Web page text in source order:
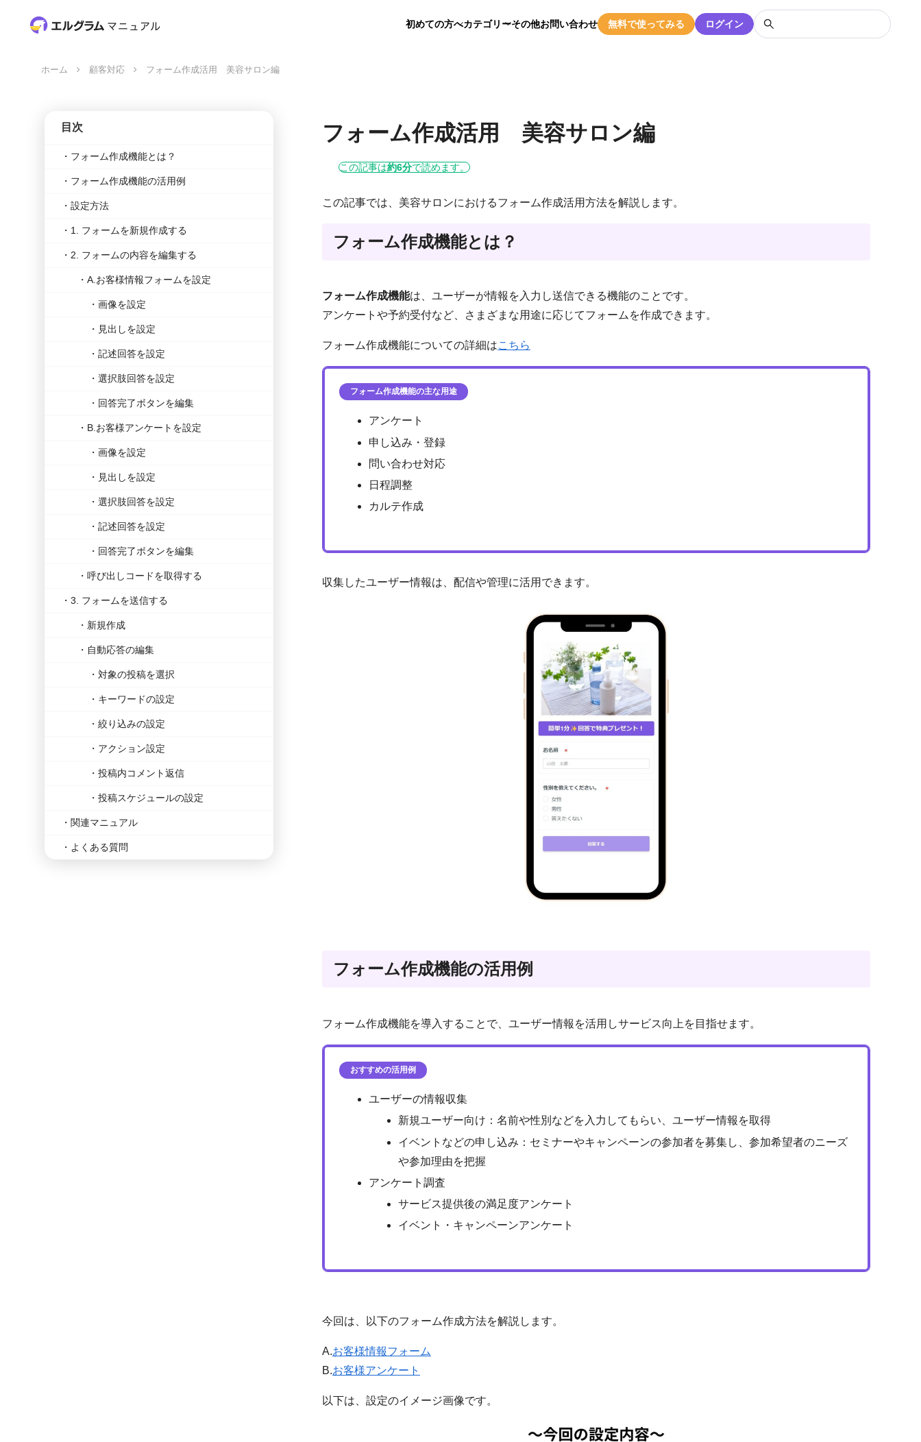
初めての方へカテゴリーその他お問い合わせ 無料で使ってみる ログイン
ホーム 顧客対応 フォーム作成活用 美容サロン編
フォーム作成活用 美容サロン編
この記事は約6分で読めます。
この記事では、美容サロンにおけるフォーム作成活用方法を解説します。
フォーム作成機能とは？
フォーム作成機能は、ユーザーが情報を入力し送信できる機能のことです。
アンケートや予約受付など、さまざまな用途に応じてフォームを作成できます。
フォーム作成機能についての詳細はこちら
フォーム作成機能の主な用途
アンケート
申し込み・登録
問い合わせ対応
日程調整
カルテ作成
収集したユーザー情報は、配信や管理に活用できます。
フォーム作成機能の活用例
フォーム作成機能を導入することで、ユーザー情報を活用しサービス向上を目指せます。
おすすめの活用例
ユーザーの情報収集
新規ユーザー向け：名前や性別などを入力してもらい、ユーザー情報を取得
イベントなどの申し込み：セミナーやキャンペーンの参加者を募集し、参加希望者のニーズ
や参加理由を把握
アンケート調査
サービス提供後の満足度アンケート
イベント・キャンペーンアンケート
今回は、以下のフォーム作成方法を解説します。
A.お客様情報フォーム
B.お客様アンケート
以下は、設定のイメージ画像です。
目次
フォーム作成機能とは？
フォーム作成機能の活用例
設定方法
1. フォームを新規作成する
2. フォームの内容を編集する
A.お客様情報フォームを設定
画像を設定
見出しを設定
記述回答を設定
選択肢回答を設定
回答完了ボタンを編集
B.お客様アンケートを設定
画像を設定
見出しを設定
選択肢回答を設定
記述回答を設定
回答完了ボタンを編集
呼び出しコードを取得する
3. フォームを送信する
新規作成
自動応答の編集
対象の投稿を選択
キーワードの設定
絞り込みの設定
アクション設定
投稿内コメント返信
投稿スケジュールの設定
関連マニュアル
よくある質問